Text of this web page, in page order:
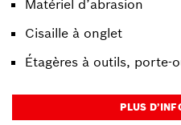
Matériel d’abrasion
Cisaille à onglet
Étagères à outils, porte-
PLUS